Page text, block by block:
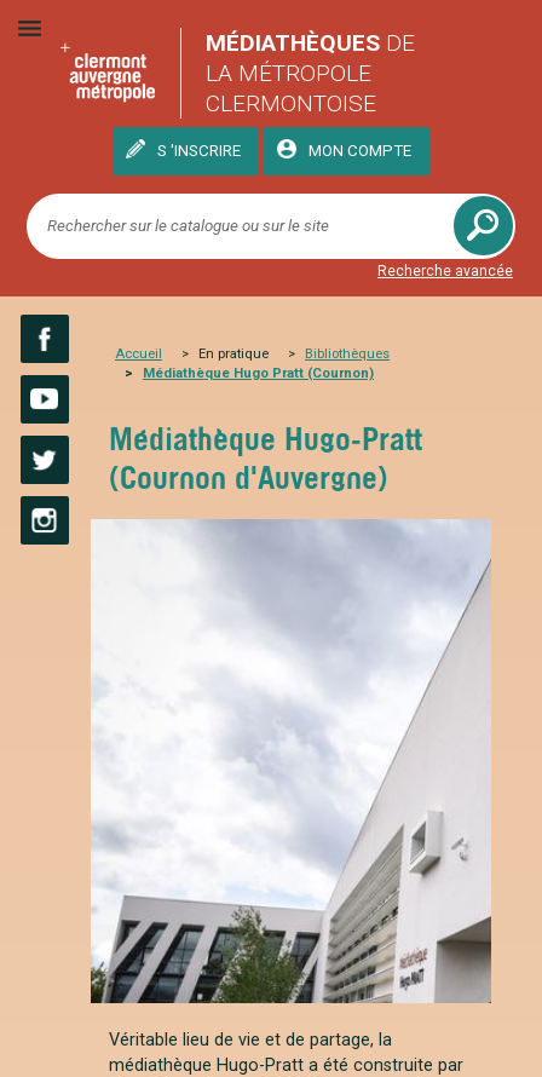
MÉDIATHÈQUES DE
LA MÉTROPOLE
CLERMONTOISE
S 'INSCRIRE MON COMPTE
Recherche avancée
Accueil En pratique
Bibliothèques
Médiathèque Hugo Pratt (Cournon)
Médiathèque Hugo-Pratt
(Cournon d'Auvergne)
Véritable lieu de vie et de partage, la
médiathèque Hugo-Pratt a été construite par
Facebook
YouTube
Twitter